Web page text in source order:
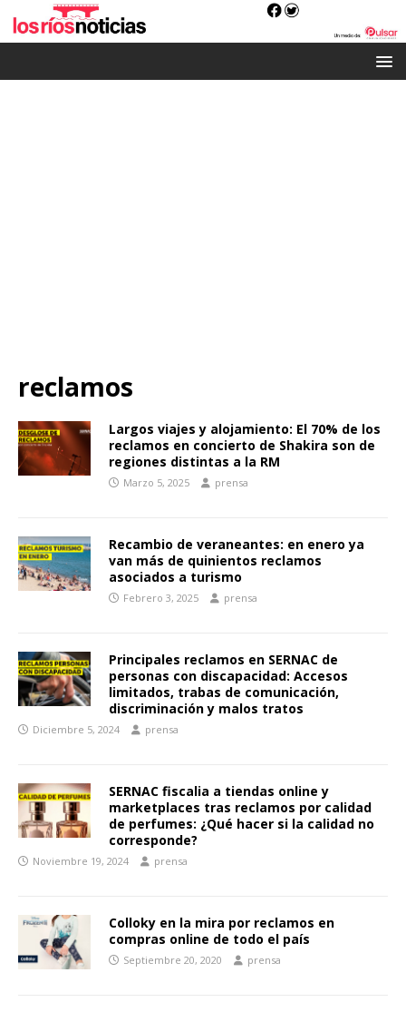
reclamos
Largos viajes y alojamiento: El 70% de los
reclamos en concierto de Shakira son de
regiones distintas a la RM
Marzo 5, 2025 prensa
Recambio de veraneantes: en enero ya
van más de quinientos reclamos
asociados a turismo
Febrero 3, 2025 prensa
Principales reclamos en SERNAC de
personas con discapacidad: Accesos
limitados, trabas de comunicación,
discriminación y malos tratos
Diciembre 5, 2024 prensa
SERNAC fiscalia a tiendas online y
marketplaces tras reclamos por calidad
de perfumes: ¿Qué hacer si la calidad no
corresponde?
Noviembre 19, 2024 prensa
Colloky en la mira por reclamos en
compras online de todo el país
Septiembre 20, 2020 prensa